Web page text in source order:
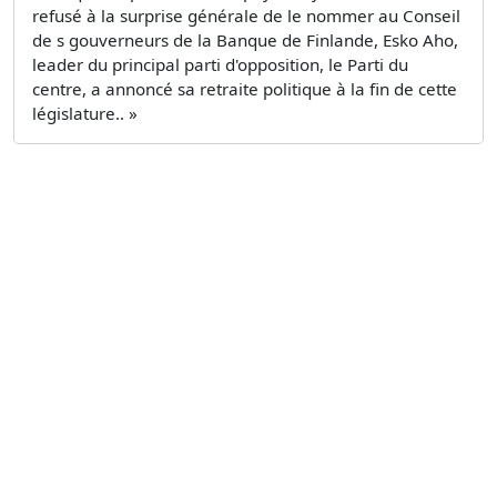
refusé à la surprise générale de le nommer au Conseil
de s gouverneurs de la Banque de Finlande, Esko Aho,
leader du principal parti d'opposition, le Parti du
centre, a annoncé sa retraite politique à la fin de cette
législature.. »